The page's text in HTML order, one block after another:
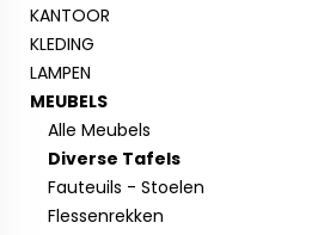
KANTOOR
KLEDING
LAMPEN
MEUBELS
Alle Meubels
Diverse Tafels
Fauteuils - Stoelen
Flessenrekken